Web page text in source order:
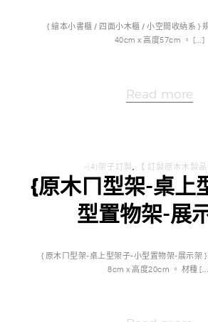
{ 繪本小書櫃 / 四面小木櫃 / 小空間收納系 }
40cm x 高度57cm 。 […]
Read more
-(4)架子訂製, 【 訂製原木木製品
{原木ㄇ型架-桌上
型置物架-展
{ 原木ㄇ型架-桌上型架子-小型置物架-展示架
8cm x 高度20cm 。 材種 […]